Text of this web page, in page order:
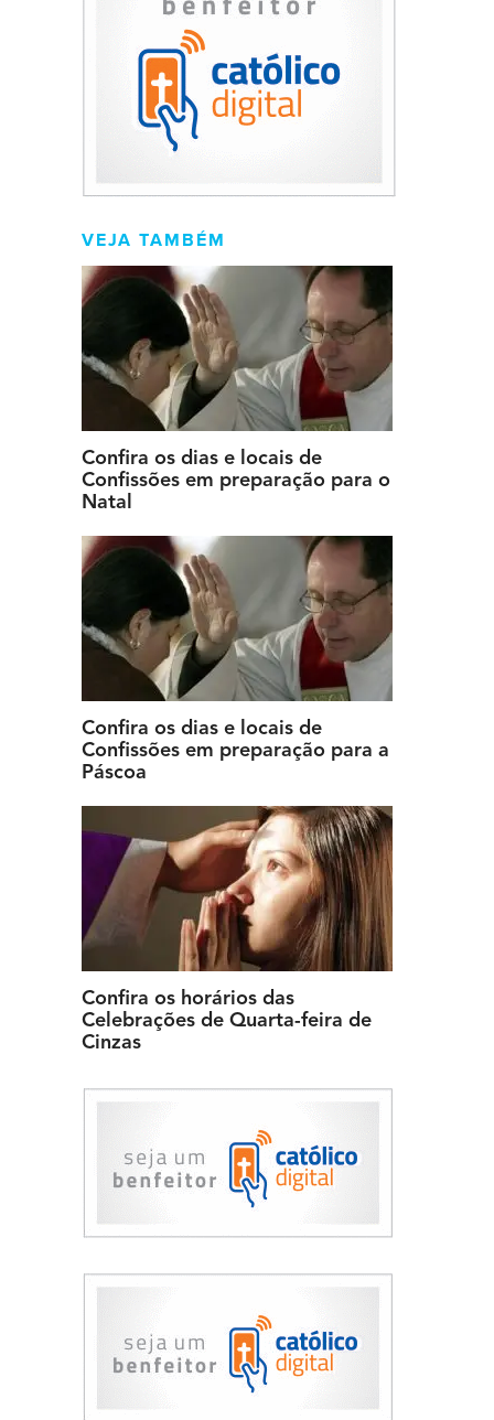
VEJA TAMBÉM
Confira os dias e locais de
Confissões em preparação para o
Natal
Confira os dias e locais de
Confissões em preparação para a
Páscoa
Confira os horários das
Celebrações de Quarta-feira de
Cinzas